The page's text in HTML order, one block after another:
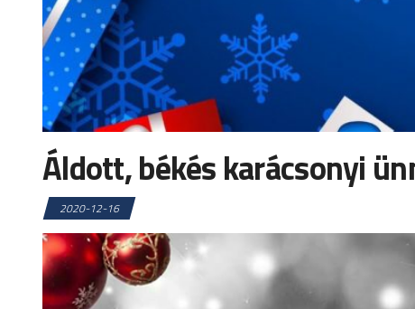
Áldott, békés karácsonyi
2020-12-16